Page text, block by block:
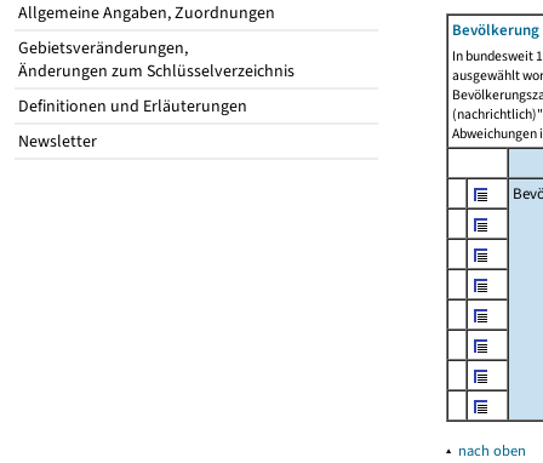
Allgemeine Angaben, Zuordnungen
Gebietsveränderungen,
Änderungen zum Schlüsselverzeichnis
Definitionen und Erläuterungen
Newsletter
In bundesweit
ausgewählt
Abweichungen
▴ nach oben